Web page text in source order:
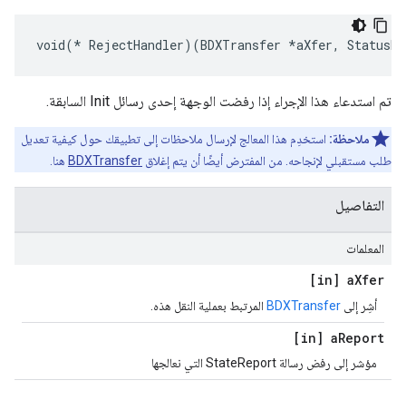
void(* RejectHandler)(BDXTransfer *aXfer,
تم استدعاء هذا الإجراء إذا رفضت الوجهة إحدى رسائل Init السابقة.
ملاحظة: استخدِم هذا المعالج لإرسال ملاحظات إلى تطبيقك حول كيفية تعديل
طلب مستقبلي لإنجاحه. من المفترض أيضًا أن يتم إغلاق BDXTransfer هنا.
التفاصيل
المعلمات
[in] aXfer
أشِر إلى BDXTransfer المرتبط بعملية النقل هذه.
[in] aReport
مؤشر إلى رفض رسالة StateReport التي نعالجها